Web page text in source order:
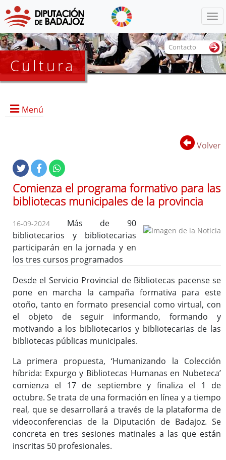
Cultura
Menú
Portada
Información General
Objetivos
Marcos
Bibliotecas y Agencias
Solicitud de dotación
Solicitud de material a través del e-mail
Solicitud de la Desiderata
Solicitud para lotes en clubes de lecturas, lotes de libros,
etc.
Buzón de Sugerencias
Actividades / Actualidad
Formación
Enlaces de interés
Volver
Comienza el programa formativo para las
bibliotecas municipales de la provincia
16-09-2024 Más de 90
bibliotecarios y bibliotecarias
participarán en la jornada y en
los tres cursos programados
Desde el Servicio Provincial de Bibliotecas pacense se
pone en marcha la campaña formativa para este
otoño, tanto en formato presencial como virtual, con
el objeto de seguir informando, formando y
motivando a los bibliotecarios y bibliotecarias de las
bibliotecas públicas municipales.
La primera propuesta, ‘Humanizando la Colección
híbrida: Expurgo y Bibliotecas Humanas en Nubeteca’
comienza el 17 de septiembre y finaliza el 1 de
octubre. Se trata de una formación en línea y a tiempo
real, que se desarrollará a través de la plataforma de
videoconferencias de la Diputación de Badajoz. Se
concreta en tres sesiones matinales a las que están
inscritas 50 profesionales.
Contacto